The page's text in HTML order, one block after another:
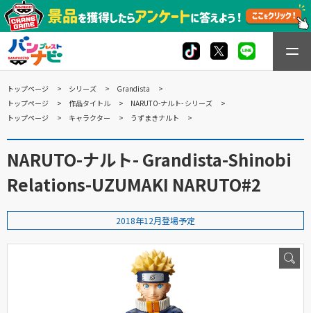
トップページ シリーズ
Grandista
トップページ
作品タイトル
NARUTO-ナルト- シリーズ
トップページ
キャラクター うずまきナルト
NARUTO-ナルト- Grandista-Shinobi
Relations-UZUMAKI NARUTO#2
2018年12月登場予定